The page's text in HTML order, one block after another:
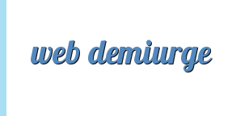
web demiurge